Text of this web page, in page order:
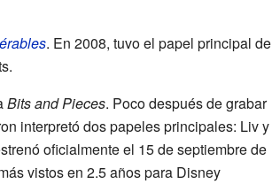
. En 2008, tuvo el papel principal de
Bits and Pieces. Poco después de grabar
interpretó dos papeles principales: Liv y
oficialmente el 15 de septiembre de
vistos en 2.5 años para Disney